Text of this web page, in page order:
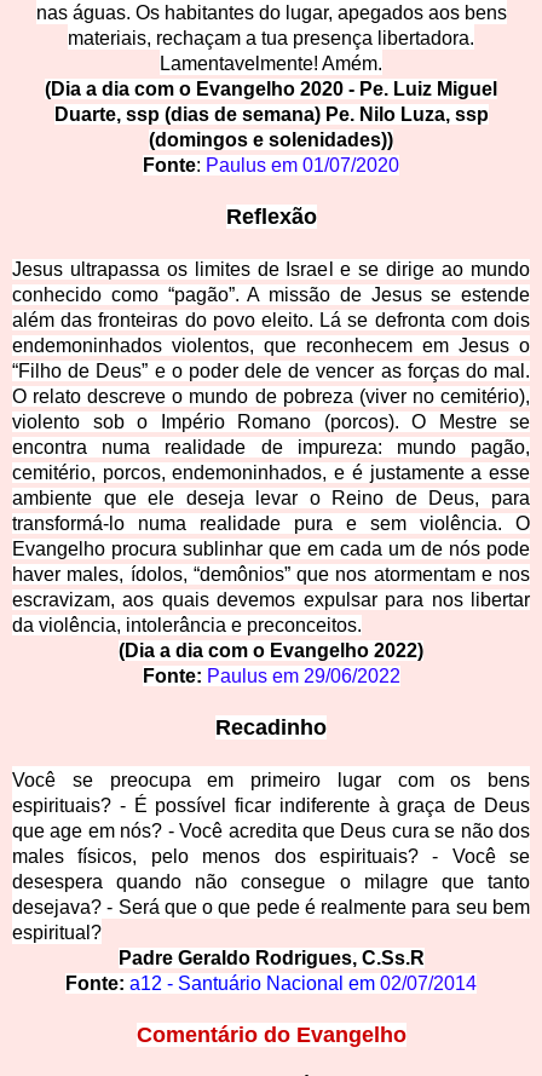
nas águas. Os habitantes do lugar, apegados aos bens
materiais, rechaçam a tua presença libertadora.
Lamentavelmente! Amém.
(Dia a dia com o Evangelho 2020 - Pe. Luiz Miguel
Duarte, ssp (dias de semana) Pe. Nilo Luza, ssp
(domingos e solenidades))
Fonte: Paulus em 01/07/2020
Reflexão
Jesus ultrapassa os limites de Israel e se dirige ao mundo
conhecido como “pagão”. A missão de Jesus se estende
além das fronteiras do povo eleito. Lá se defronta com dois
endemoninhados violentos, que reconhecem em Jesus o
“Filho de Deus” e o poder dele de vencer as forças do mal.
O relato descreve o mundo de pobreza (viver no cemitério),
violento sob o Império Romano (porcos). O Mestre se
encontra numa realidade de impureza: mundo pagão,
cemitério, porcos, endemoninhados, e é justamente a esse
ambiente que ele deseja levar o Reino de Deus, para
transformá-lo numa realidade pura e sem violência. O
Evangelho procura sublinhar que em cada um de nós pode
haver males, ídolos, “demônios” que nos atormentam e nos
escravizam, aos quais devemos expulsar para nos libertar
da violência, intolerância e preconceitos.
(Dia a dia com o Evangelho 2022)
Fonte: Paulus em 29/06/2022
Recadinho
Você se preocupa em primeiro lugar com os bens
espirituais? - É possível ficar indiferente à graça de Deus
que age em nós? - Você acredita que Deus cura se não dos
males físicos, pelo menos dos espirituais? - Você se
desespera quando não consegue o milagre que tanto
desejava? - Será que o que pede é realmente para seu bem
espiritual?
Padre Geraldo Rodrigues, C.Ss.R
Fonte: a12 - Santuário Nacional em 02/07/2014
Comentário do Evangelho